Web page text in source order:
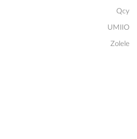
Qcy
UMIIO
Zolele